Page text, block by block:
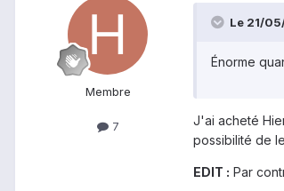
Membre
7
Le 21/
Énorme
J'ai acheté
possibilité de
EDIT : Par